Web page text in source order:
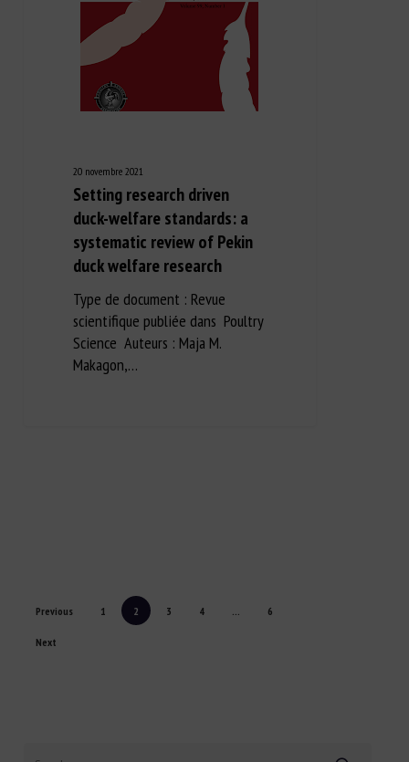
20 novembre 2021
Setting research driven
duck-welfare standards: a
systematic review of Pekin
duck welfare research
Type de document : Revue
scientifique publiée dans Poultry
Science Auteurs : Maja M.
Makagon,…
Previous 1 2 3 4 … 6
Next